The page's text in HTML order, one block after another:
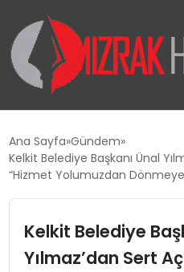
SIYASET
EKONOMI
Ana Sayfa Gündem
Kelkit Belediye Başkanı Ünal
“Hizmet Yolumuzdan
Kelkit Belediye
Yılmaz’dan Sert